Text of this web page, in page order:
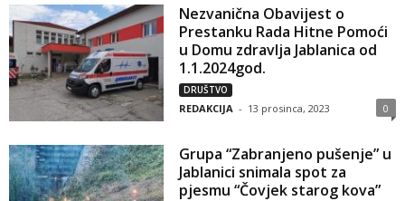
Nezvanična Obavijest o
Prestanku Rada Hitne Pomoći
u Domu zdravlja Jablanica od
1.1.2024god.
DRUŠTVO
REDAKCIJA - 13 prosinca, 2023 0
Grupa “Zabranjeno pušenje” u
Jablanici snimala spot za
pjesmu “Čovjek starog kova”